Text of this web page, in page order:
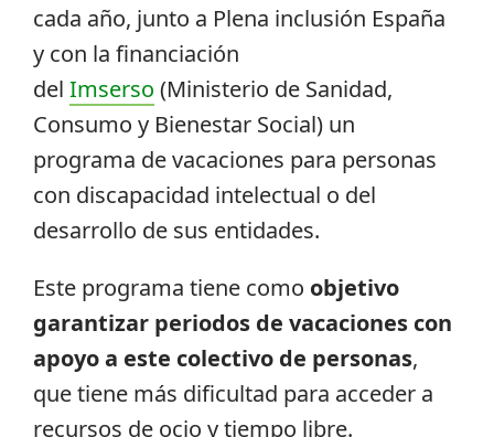
cada año, junto a Plena inclusión España
y con la financiación
del Imserso (Ministerio de Sanidad,
Consumo y Bienestar Social) un
programa de vacaciones para personas
con discapacidad intelectual o del
desarrollo de sus entidades.
Este programa tiene como objetivo
garantizar periodos de vacaciones con
apoyo a este colectivo de personas,
que tiene más dificultad para acceder a
recursos de ocio y tiempo libre.